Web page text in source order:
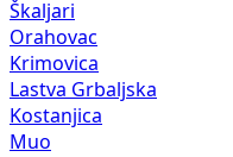
Škaljari
Orahovac
Krimovica
Lastva Grbaljska
Kostanjica
Muo